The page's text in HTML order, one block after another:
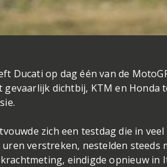
Ducati op dag één van de
dichtbij, KTM en Honda
zich een testdag die in
verstreken, nestelden steeds
eindigde opnieuw in